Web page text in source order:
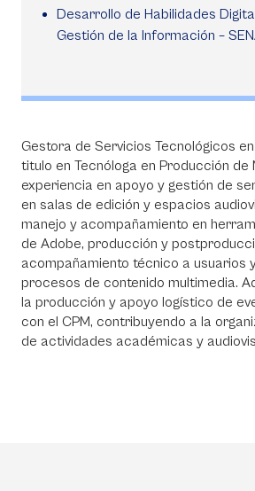
Desarrollo de Habilidades
Gestión de la Información –
Gestora de Servicios Tecnológicos
titulo en Tecnóloga en Producción de
experiencia en apoyo y gestión de
en salas de edición y espacios
manejo y acompañamiento en
de Adobe, producción y
acompañamiento técnico a usuarios
procesos de contenido multimedia.
la producción y apoyo logístico de
con el CPM, contribuyendo a la
de actividades académicas y